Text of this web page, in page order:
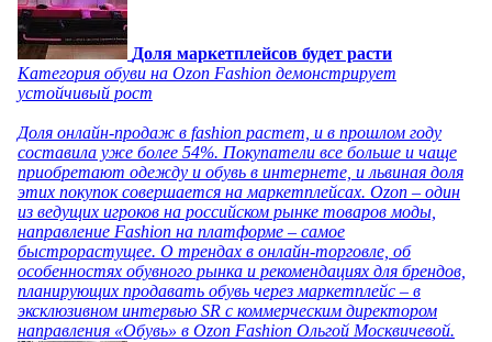
Доля маркетплейсов будет расти
Категория обуви на Ozon Fashion демонстрирует
устойчивый рост
Доля онлайн-продаж в fashion растет, и в прошлом году
составила уже более 54%. Покупатели все больше и чаще
приобретают одежду и обувь в интернете, и львиная доля
этих покупок совершается на маркетплейсах. Ozon – один
из ведущих игроков на российском рынке товаров моды,
направление Fashion на платформе – самое
быстрорастущее. О трендах в онлайн-торговле, об
особенностях обувного рынка и рекомендациях для брендов,
планирующих продавать обувь через маркетплейс – в
эксклюзивном интервью SR с коммерческим директором
направления «Обувь» в Ozon Fashion Ольгой Москвичевой.